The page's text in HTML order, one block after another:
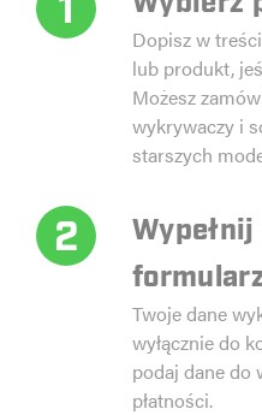
1
Dopisz w
lub produkt,
Możesz
wykrywaczy i
starszych
2
Wypełnij
Twoje dane
wyłącznie do
podaj dane do
płatności.